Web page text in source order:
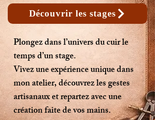
Découvrir les stages
Plongez dans l’univers du cuir le
temps d’un stage.
Vivez une expérience unique dans
mon atelier, découvrez les gestes
artisanaux et repartez avec une
création faite de vos mains.